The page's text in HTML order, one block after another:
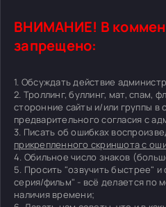
ВНИМАНИЕ! В
запрещено:
1. Обсуждать действие
2. Троллинг, буллинг, мат, спам,
сторонние сайты и/или группы в
предварительного согласия с
3. Писать об ошибках
прикрепленного скриншота с
4. Обильное число знаков
5. Просить "озвучить быстрее" и
серия/фильм" - всё делается по
наличия времени;